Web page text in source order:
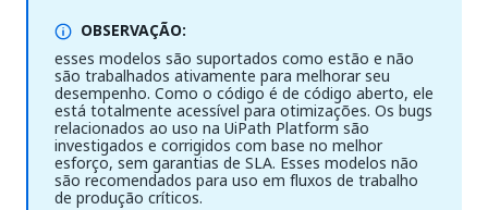
OBSERVAÇÃO:
esses modelos são suportados como estão e não
são trabalhados ativamente para melhorar seu
desempenho. Como o código é de código aberto, ele
está totalmente acessível para otimizações. Os bugs
relacionados ao uso na UiPath Platform são
investigados e corrigidos com base no melhor
esforço, sem garantias de SLA. Esses modelos não
são recomendados para uso em fluxos de trabalho
de produção críticos.